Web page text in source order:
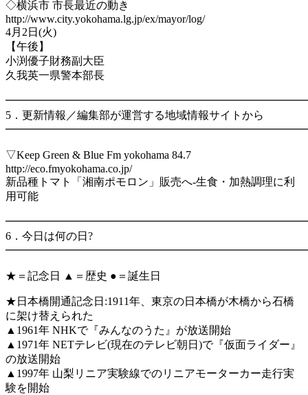
◇横浜市 市長最近の動き
http://www.city.yokohama.lg.jp/ex/mayor/log/
4月2日(火)
【午後】
小渕優子財務副大臣
久我英一県警本部長
5．更新情報／編集部が運営する地域情報サイトから
▽Keep Green & Blue Fm yokohama 84.7
http://eco.fmyokohama.co.jp/
新品種トマト「湘南ポモロン」販売へ-生食・加熱調理に利
用可能
6．今日は何の日?
★＝記念日 ▲＝歴史 ●＝誕生日
★日本橋開通記念日:1911年、東京の日本橋が木橋から石橋
に架け替えられた
▲1961年 NHKで『みんなのうた』が放送開始
▲1971年 NETテレビ(現在のテレビ朝日)で『仮面ライダー』
の放送開始
▲1997年 山梨リニア実験線でのリニアモーターカー走行実
験を開始